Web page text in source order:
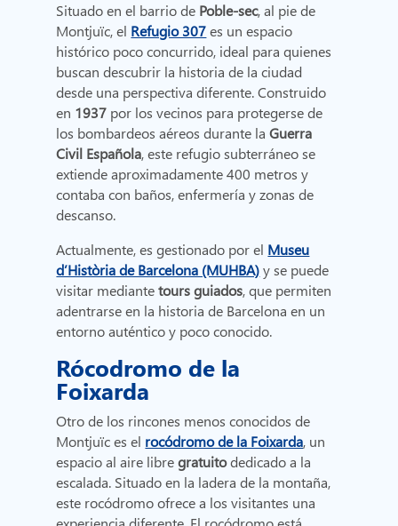
Situado en el barrio de Poble-sec, al pie de
Montjuïc, el Refugio 307es un espacio
histórico poco concurrido, ideal para quienes
buscan descubrir la historia de la ciudad
desde una perspectiva diferente. Construido
en 1937 por los vecinos para protegerse de
los bombardeos aéreos durante laGuerra
Civil Española, este refugio subterráneo se
extiende aproximadamente 400 metros y
contaba con baños, enfermería y zonas de
descanso.
Actualmente, es gestionado por el Museu
d’Història de Barcelona (MUHBA)y se puede
visitar mediantetours guiados, que permiten
adentrarse en la historia de Barcelona en un
entorno auténtico y poco conocido.
Rócodromo de la
Foixarda
Otro de los rincones menos conocidos de
Montjuïc es el rocódromo de la Foixarda, un
espacio al aire libregratuitodedicado a la
escalada. Situado en la ladera de la montaña,
este rocódromo ofrece a los visitantes una